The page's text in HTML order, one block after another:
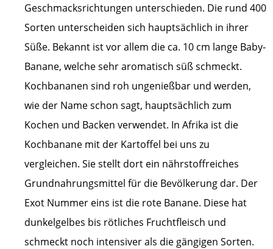
Geschmacksrichtungen unterschieden. Die rund 400
Sorten unterscheiden sich hauptsächlich in ihrer
Süße. Bekannt ist vor allem die ca. 10 cm lange Baby-
Banane, welche sehr aromatisch süß schmeckt.
Kochbananen sind roh ungenießbar und werden,
wie der Name schon sagt, hauptsächlich zum
Kochen und Backen verwendet. In Afrika ist die
Kochbanane mit der Kartoffel bei uns zu
vergleichen. Sie stellt dort ein nährstoffreiches
Grundnahrungsmittel für die Bevölkerung dar. Der
Exot Nummer eins ist die rote Banane. Diese hat
dunkelgelbes bis rötliches Fruchtfleisch und
schmeckt noch intensiver als die gängigen Sorten.